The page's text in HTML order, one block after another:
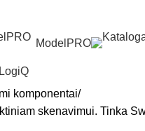
ModelPRO
komponentai
skenavimui. Tinka